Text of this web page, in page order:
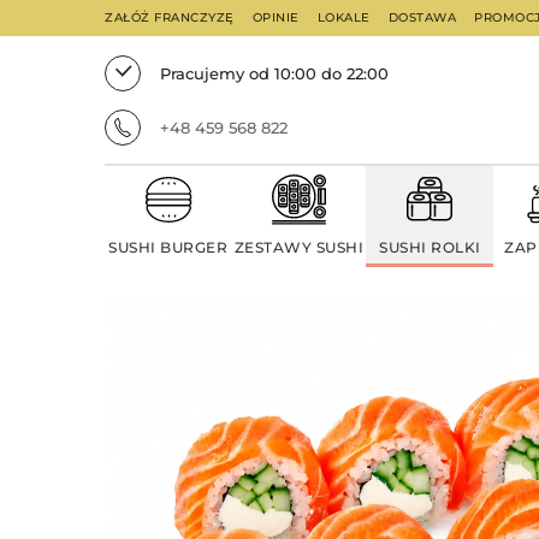
ZAŁÓŻ FRANCZYZĘ OPINIE LOKALE DOSTAWA
Pracujemy od 10:00 do 22:00
+48 459 568 822
SUSHI BURGER ZESTAWY SUSHI SUSHI ROLKI